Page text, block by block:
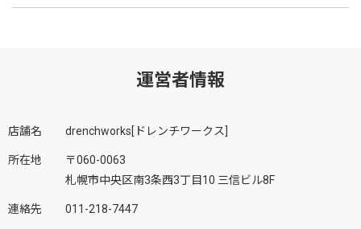
運営者情報
店舗名 drenchworks[ドレンチワークス]
所在地
〒060-0063
札幌市中央区南3条西3丁目10 三信ビル8F
連絡先 011-218-7447